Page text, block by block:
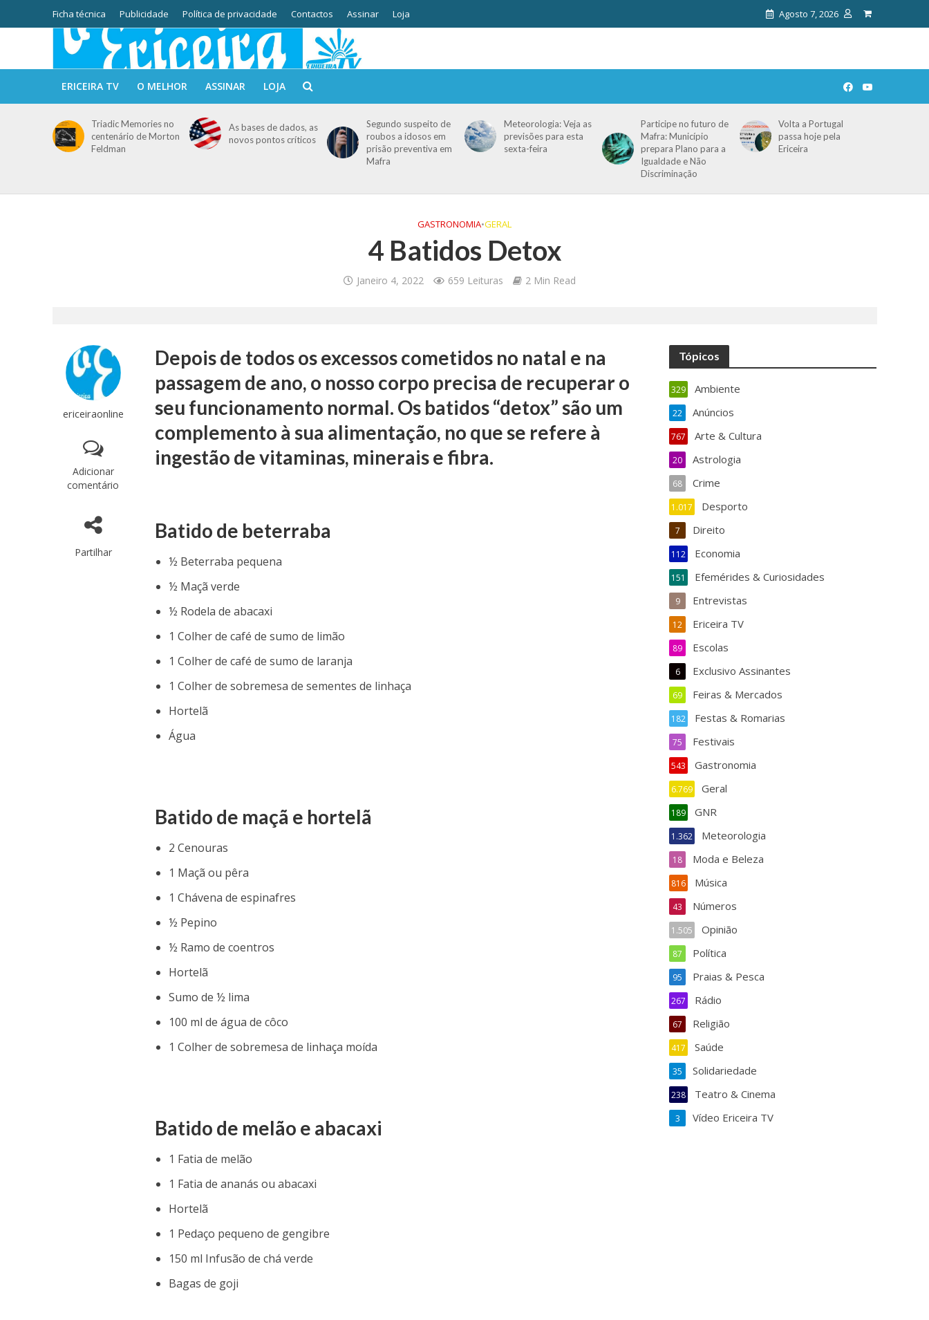
Ficha técnica Publicidade Política de privacidade Contactos Assinar Loja Agosto 7, 2026
ERICEIRA TV O MELHOR ASSINAR LOJA
Triadic Memories no
centenário de Morton
Feldman
As bases de dados, as
novos pontos críticos
Segundo suspeito de
roubos a idosos em
prisão preventiva em
Mafra
Meteorologia: Veja as
previsões para esta
sexta-feira
Participe no futuro de
Mafra: Município
prepara Plano para a
Igualdade e Não
Discriminação
Volta a Portugal
passa hoje pela
Ericeira
GASTRONOMIA•GERAL
4 Batidos Detox
Janeiro 4, 2022 659 Leituras 2 Min Read
ericeiraonline
Adicionar
comentário
Partilhar
Depois de todos os excessos cometidos no natal e na
passagem de ano, o nosso corpo precisa de recuperar o
seu funcionamento normal. Os batidos “detox” são um
complemento à sua alimentação, no que se refere à
ingestão de vitaminas, minerais e fibra.
Batido de beterraba
½ Beterraba pequena
½ Maçã verde
½ Rodela de abacaxi
1 Colher de café de sumo de limão
1 Colher de café de sumo de laranja
1 Colher de sobremesa de sementes de linhaça
Hortelã
Água
Batido de maçã e hortelã
2 Cenouras
1 Maçã ou pêra
1 Chávena de espinafres
½ Pepino
½ Ramo de coentros
Hortelã
Sumo de ½ lima
100 ml de água de côco
1 Colher de sobremesa de linhaça moída
Batido de melão e abacaxi
1 Fatia de melão
1 Fatia de ananás ou abacaxi
Hortelã
1 Pedaço pequeno de gengibre
150 ml Infusão de chá verde
Bagas de goji
Tópicos
Ambiente
329
Anúncios
22
Arte & Cultura
767
Astrologia
20
Crime
68
Desporto
1.017
Direito
7
Economia
112
Efemérides & Curiosidades
151
Entrevistas
9
Ericeira TV
12
Escolas
89
Exclusivo Assinantes
6
Feiras & Mercados
69
Festas & Romarias
182
Festivais
75
Gastronomia
543
Geral
6.769
GNR
189
Meteorologia
1.362
Moda e Beleza
18
Música
816
Números
43
Opinião
1.505
Política
87
Praias & Pesca
95
Rádio
267
Religião
67
Saúde
417
Solidariedade
35
Teatro & Cinema
238
Vídeo Ericeira TV
3